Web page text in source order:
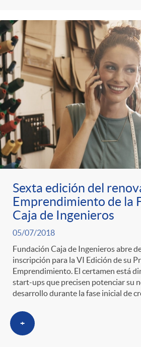
Sexta edición del
Emprendimiento de la
Caja de Ingenieros
05/07/2018
Fundación Caja de Ingenieros abre
inscripción para la VI Edición de su
Emprendimiento. El certamen está
start-ups que precisen potenciar su
desarrollo durante la fase inicial de
+